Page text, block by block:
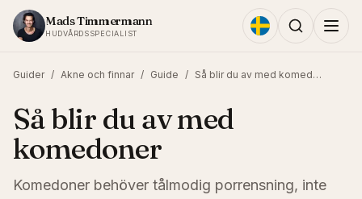
Hoppa till innehållet
Mads Timmermann
HUDVÅRDSSPECIALIST
Guider / Akne och finnar / Guide / Så blir du av med komedoner
Så blir du av med
komedoner
Komedoner behöver tålmodig porrensning, inte